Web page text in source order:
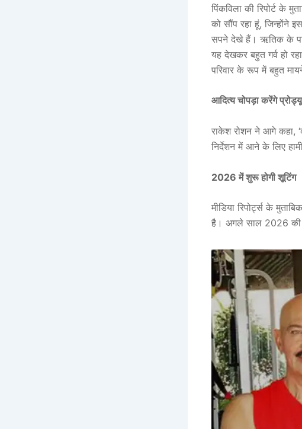
पिंकविला की रिपोर्ट के
को सौंप रहा हूं,
सपने देखे हैं। ऋतिक के
यह देखकर बहुत गर्व हो
परिवार के रूप में बहुत
आदित्य चोपड़ा करेंगे
राकेश रोशन ने आगे कहा,
निर्देशन में आने के लिए
2026 में शुरू होगी शूटिंग
मीडिया रिपोर्ट्स के
है। अगले साल 2026 की